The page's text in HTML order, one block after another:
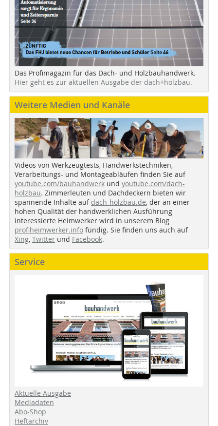
Das Profimagazin für das Dach- und Holzbauhandwerk.
Hier geht es zur aktuellen Ausgabe der dach+holzbau.
Weitere Medien und Kanäle
Videos von Werkzeugtests, Handwerkstechniken,
Verarbeitungs- und Montageabläufen finden Sie auf
youtube.com/bauhandwerk und youtube.com/dach-
holzbau. Zimmerleuten und Dachdeckern bieten wir
spannende Inhalte auf dach-holzbau.de, der an einer
hohen Qualität der handwerklichen Ausführung
interessierte Heimwerker wird in unserem Blog
profiheimwerker.info fündig. Sie finden uns auch auf
Xing, Twitter und Facebook.
Service
Aktuelle Ausgabe
Mediadaten
Abo-Shop
Heftarchiv